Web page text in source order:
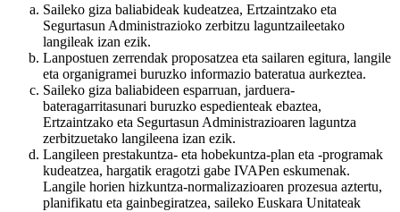
Saileko giza baliabideak kudeatzea, Ertzaintzako eta
Segurtasun Administrazioko zerbitzu laguntzaileetako
langileak izan ezik.
Lanpostuen zerrendak proposatzea eta sailaren egitura, langile
eta organigramei buruzko informazio bateratua aurkeztea.
Saileko giza baliabideen esparruan, jarduera-
bateragarritasunari buruzko espedienteak ebaztea,
Ertzaintzako eta Segurtasun Administrazioaren laguntza
zerbitzuetako langileena izan ezik.
Langileen prestakuntza- eta hobekuntza-plan eta -programak
kudeatzea, hargatik eragotzi gabe IVAPen eskumenak.
Langile horien hizkuntza-normalizazioaren prozesua aztertu,
planifikatu eta gainbegiratzea, saileko Euskara Unitateak